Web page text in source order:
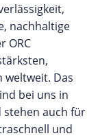
nachhaltige
ORC
weltweit. Das
bei uns in
stehen auch für
und